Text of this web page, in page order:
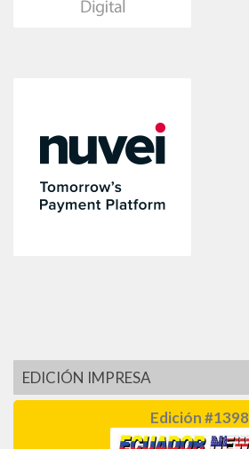
EDICIÓN IMPRESA
Edición #1398